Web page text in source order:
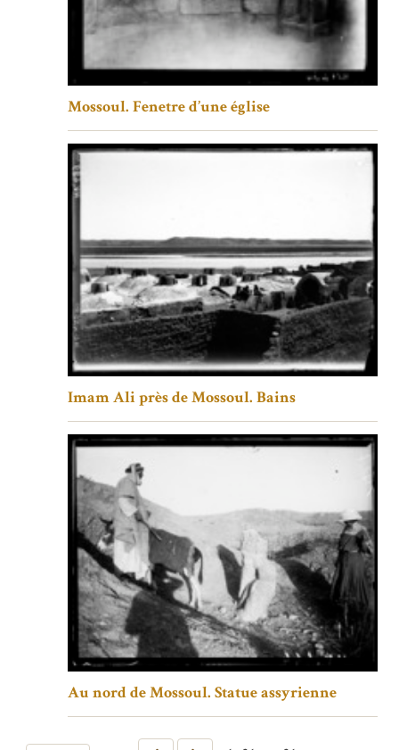
Mossoul. Fenetre d’une église
Imam Ali près de Mossoul. Bains
Au nord de Mossoul. Statue assyrienne